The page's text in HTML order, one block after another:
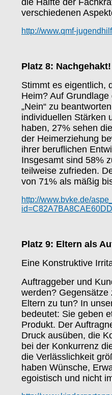
verschiedenen
http://www.qmf-
Platz 8:
Stimmt es eigentlich,
Heim? Auf
„Nein“ zu
individuellen Stärken
haben, 27% sehen
der Heimerziehung
ihrer beruflichen
Insgesamt sind 58%
teilweise zufrieden.
von 71% als mäßig
http://www.bvke.de/
Platz 9: Eltern als
Eine Konstruktive
Auftraggeber und
werden?
Eltern zu tun? In
bedeutet: Sie geben
Produkt. Der
Druck ausüben, die
bei der Konkurrenz
die Verlässlichkeit
haben Wünsche,
egoistisch und nicht